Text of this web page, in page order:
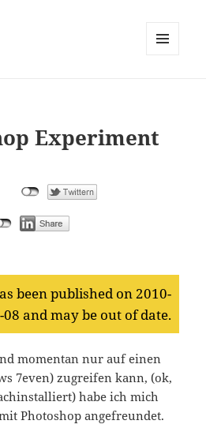
Experiment
been published on 2010-
08 and may be out of date.
momentan nur auf einen
7even) zugreifen kann, (ok,
habe ich mich
Photoshop angefreundet.